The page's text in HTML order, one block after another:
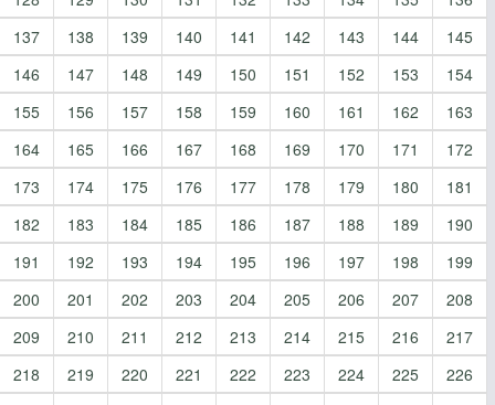
137
138 139 140 141 142 143 144
145
146
147 148 149 150 151 152 153
154
155
156 157 158 159 160 161 162
163
164
165 166 167 168 169 170 171
172
173
174 175 176 177 178 179 180
181
182
183 184 185 186 187 188 189
190
191
192 193 194 195 196 197 198
199
200
201 202 203 204 205 206 207
208
209
210 211 212 213 214 215 216
217
218
219 220 221 222 223 224 225
226